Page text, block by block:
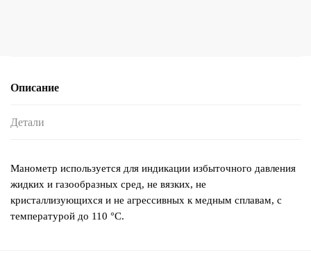
Описание
Детали
Манометр используется для индикации избыточного давления
жидких и газообразных сред, не вязких, не
кристаллизующихся и не агрессивных к медным сплавам, с
температурой до 110 °C.